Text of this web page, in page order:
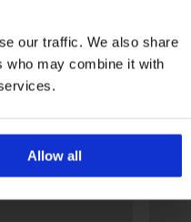
our traffic. We also share
who may combine it with
Allow all